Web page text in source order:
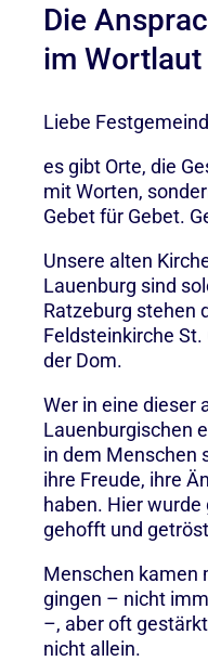
Die
im Wortlaut
Liebe
es gibt Orte, die
mit Worten,
Gebet für Gebet.
Unsere alten
Lauenburg sind
Ratzeburg stehen
Feldsteinkirche
der Dom.
Wer in eine dieser
Lauenburgischen
in dem Menschen
ihre Freude, ihre
haben. Hier
gehofft und
Menschen kamen
gingen – nicht
–, aber oft
nicht allein.